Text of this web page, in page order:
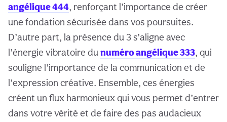
angélique 444, renforçant l’importance de créer
une fondation sécurisée dans vos poursuites.
D’autre part, la présence du 3 s’aligne avec
l’énergie vibratoire du numéro angélique 333, qui
souligne l’importance de la communication et de
l’expression créative. Ensemble, ces énergies
créent un flux harmonieux qui vous permet d’entrer
dans votre vérité et de faire des pas audacieux